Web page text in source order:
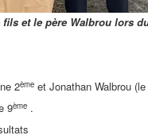
et le père Walbrou lors
2ème et Jonathan Walbrou
9ème .